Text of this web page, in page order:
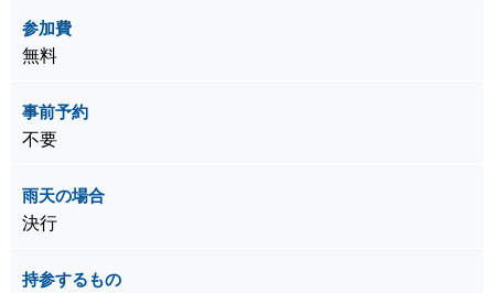
参加費
無料
事前予約
不要
雨天の場合
決行
持参するもの